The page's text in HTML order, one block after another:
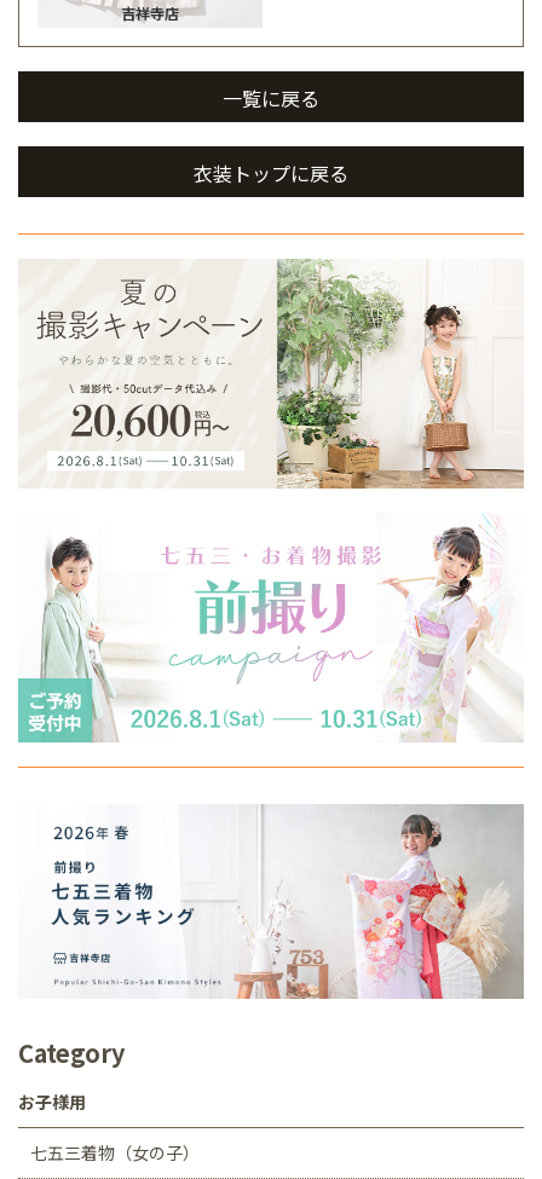
吉祥寺店
一覧に戻る
衣装トップに戻る
Category
お子様用
七五三着物（女の子）